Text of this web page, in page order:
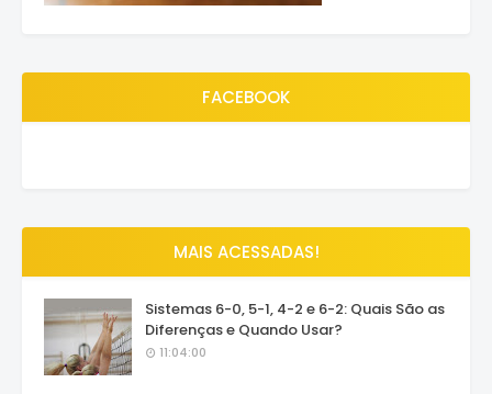
FACEBOOK
MAIS ACESSADAS!
Sistemas 6-0, 5-1, 4-2 e 6-2: Quais São as
Diferenças e Quando Usar?
11:04:00